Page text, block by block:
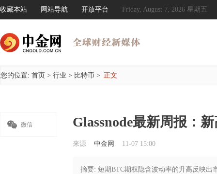
收藏本站 网站导航 开放平台 Friday, August 7, 2026 星期五
您的位置: 首页 > 行业 > 比特币 > 正文
 微信 Glassnode最新周报：
来源 中金网 11-07 15:00
摘要: 短期BTC期权隐含波动率的升高反映出